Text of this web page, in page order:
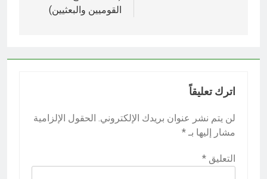
القوميين والبعثيين)
اترك تعليقاً
لن يتم نشر عنوان بريدك الإلكتروني. الحقول الإلزامية
مشار إليها بـ *
التعليق *